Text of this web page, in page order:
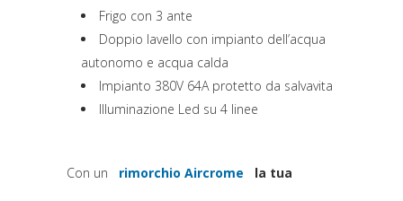
Frigo con 3 ante
Doppio lavello con impianto dell’acqua
autonomo e acqua calda
Impianto 380V 64A protetto da salvavita
Illuminazione Led su 4 linee
Con un rimorchio Aircrome
(si apre in una nuova scheda)
la tua